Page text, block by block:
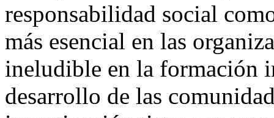
responsabilidad social
más esencial en las
ineludible en la formación
desarrollo de las